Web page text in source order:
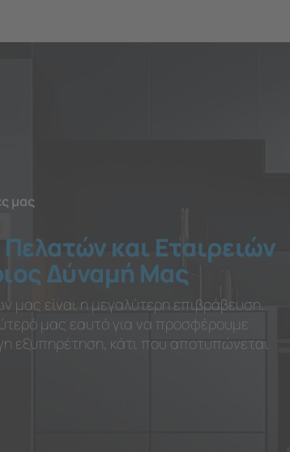
μας
και Εταιρειών
Δύναμή Μας
μας είναι η μεγαλύτερη επιβράβευση.
μας εαυτό για να προσφέρουμε
εξυπηρέτηση, κάτι που αποτυπώνεται